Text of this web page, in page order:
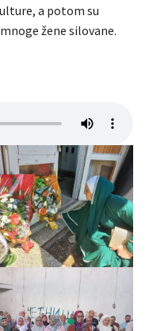
a potom su
žene silovane.